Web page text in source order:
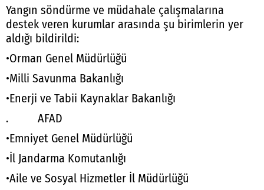
Yangın söndürme ve müdahale çalışmalarına
destek veren kurumlar arasında şu birimlerin yer
aldığı bildirildi:
•Orman Genel Müdürlüğü
•Milli Savunma Bakanlığı
•Enerji ve Tabii Kaynaklar Bakanlığı
. AFAD
•Emniyet Genel Müdürlüğü
•İl Jandarma Komutanlığı
•Aile ve Sosyal Hizmetler İl Müdürlüğü